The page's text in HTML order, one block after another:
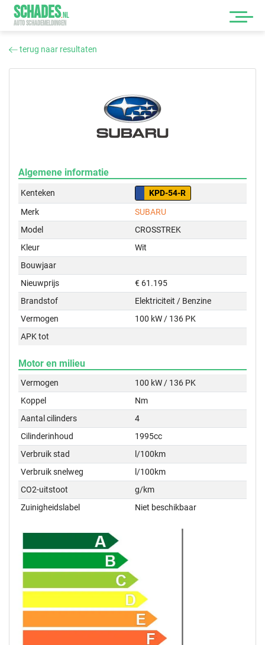
SCHADES.NL
AUTO SCHADEMELDINGEN
terug naar resultaten
Algemene informatie
Kenteken
KPD-54-R
Merk
SUBARU
Model
CROSSTREK
Kleur
Wit
Bouwjaar
Nieuwprijs
€ 61.195
Brandstof
Elektriciteit / Benzine
Vermogen
100 kW / 136 PK
APK tot
Motor en milieu
Vermogen
100 kW / 136 PK
Koppel
Nm
Aantal cilinders
4
Cilinderinhoud
1995cc
Verbruik stad
l/100km
Verbruik snelweg
l/100km
CO2-uitstoot
g/km
Zuinigheidslabel
Niet beschikbaar